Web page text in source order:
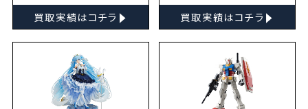
買取実績はコチラ ▸ 買取実績はコチラ ▸